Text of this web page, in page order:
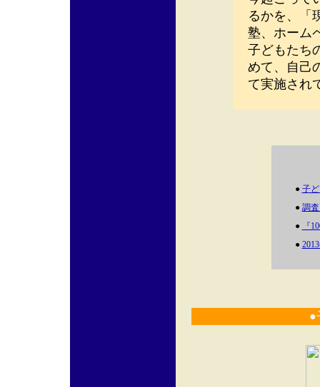
るかを、「
塾、ホーム
子どもたち
めて、自己
て実施され
● 子
● 調
●
『
●
●